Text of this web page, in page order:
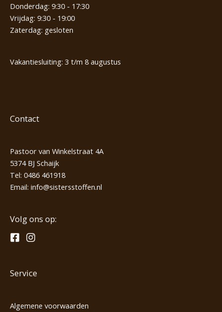
Donderdag: 9:30 - 17:30
Vrijdag: 9:30 - 19:00
Zaterdag: gesloten
Vakantiesluiting: 3 t/m 8 augustus
Contact
Pastoor van Winkelstraat 4A
5374 BJ Schaijk
Tel: 0486 461918
Email: info@sistersstoffen.nl
Volg ons op:
Service
Algemene voorwaarden